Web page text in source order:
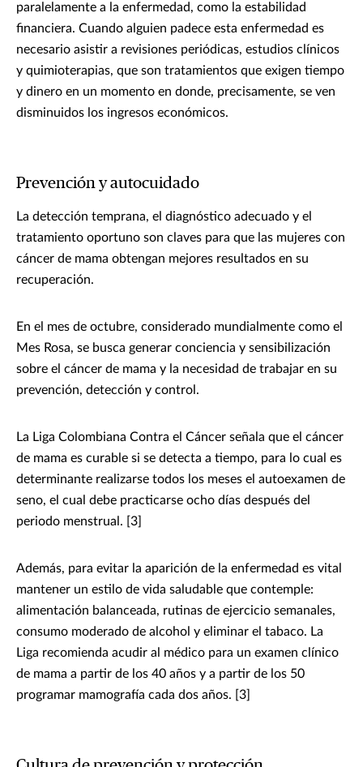
paralelamente a la enfermedad, como la estabilidad
financiera. Cuando alguien padece esta enfermedad es
necesario asistir a revisiones periódicas, estudios clínicos
y quimioterapias, que son tratamientos que exigen tiempo
y dinero en un momento en donde, precisamente, se ven
disminuidos los ingresos económicos.
Prevención y autocuidado
La detección temprana, el diagnóstico adecuado y el
tratamiento oportuno son claves para que las mujeres con
cáncer de mama obtengan mejores resultados en su
recuperación.
En el mes de octubre, considerado mundialmente como el
Mes Rosa, se busca generar conciencia y sensibilización
sobre el cáncer de mama y la necesidad de trabajar en su
prevención, detección y control.
La Liga Colombiana Contra el Cáncer señala que el cáncer
de mama es curable si se detecta a tiempo, para lo cual es
determinante realizarse todos los meses el autoexamen de
seno, el cual debe practicarse ocho días después del
periodo menstrual. [3]
Además, para evitar la aparición de la enfermedad es vital
mantener un estilo de vida saludable que contemple:
alimentación balanceada, rutinas de ejercicio semanales,
consumo moderado de alcohol y eliminar el tabaco. La
Liga recomienda acudir al médico para un examen clínico
de mama a partir de los 40 años y a partir de los 50
programar mamografía cada dos años. [3]